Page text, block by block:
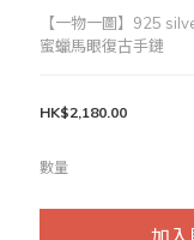
【一物一圖】925
蜜蠟馬眼復古手鏈
HK$2,180.00
數量